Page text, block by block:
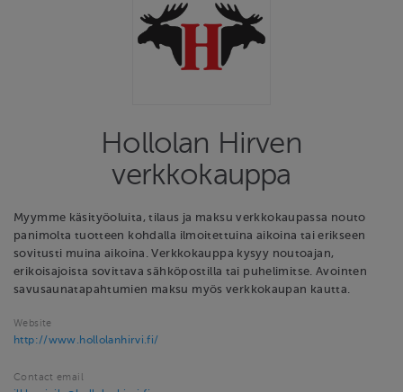
Hollolan Hirven
verkkokauppa
Myymme käsityöoluita, tilaus ja maksu verkkokaupassa nouto
panimolta tuotteen kohdalla ilmoitettuina aikoina tai erikseen
sovitusti muina aikoina. Verkkokauppa kysyy noutoajan,
erikoisajoista sovittava sähköpostilla tai puhelimitse. Avointen
savusaunatapahtumien maksu myös verkkokaupan kautta.
Website
http://www.hollolanhirvi.fi/
Contact email